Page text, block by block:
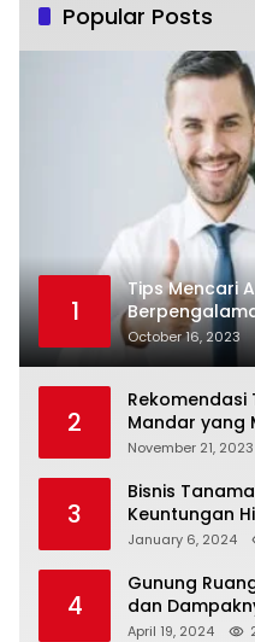
Popular Posts
1
Tips Mencari
October 16, 2023
2
Mandar yang
Wisatawan
November 21, 2023
3
Bisnis
Keuntungan
January 6, 2024
4
Gunung
dan
April 19, 2024